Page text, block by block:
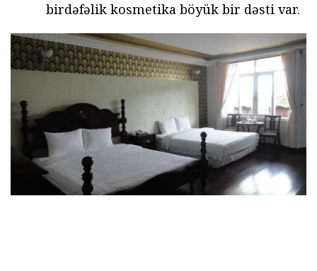
birdəfəlik kosmetika böyük bir dəsti var.